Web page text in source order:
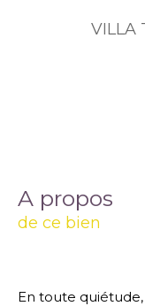
VILLA
a propos
de ce bien
En toute